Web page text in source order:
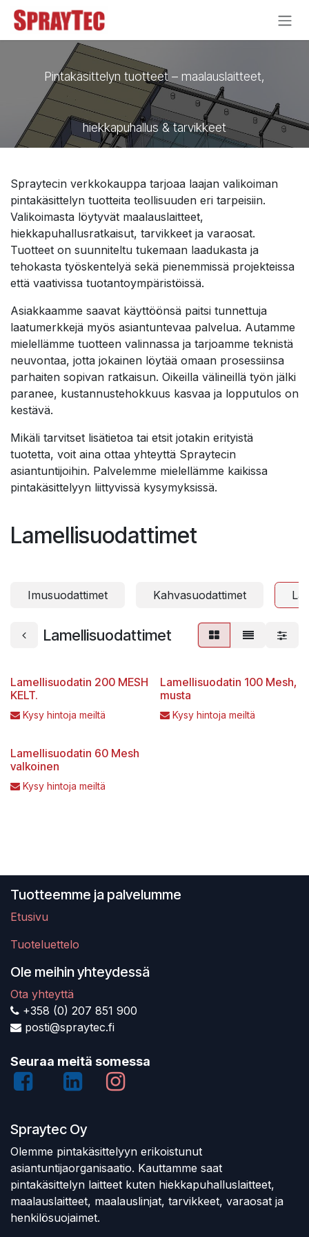
Siirry sisältöön
Pintakäsittelyn tuotteet – maalauslaitteet,
hiekkapuhallus & tarvikkeet
Spraytecin verkkokauppa tarjoaa laajan valikoiman
pintakäsittelyn tuotteita teollisuuden eri tarpeisiin.
Valikoimasta löytyvät maalauslaitteet,
hiekkapuhallusratkaisut, tarvikkeet ja varaosat.
Tuotteet on suunniteltu tukemaan laadukasta ja
tehokasta työskentelyä sekä pienemmissä projekteissa
että vaativissa tuotantoympäristöissä.
Asiakkaamme saavat käyttöönsä paitsi tunnettuja
laatumerkkejä myös asiantuntevaa palvelua. Autamme
mielellämme tuotteen valinnassa ja tarjoamme teknistä
neuvontaa, jotta jokainen löytää omaan prosessiinsa
parhaiten sopivan ratkaisun. Oikeilla välineillä työn jälki
paranee, kustannustehokkuus kasvaa ja lopputulos on
kestävä.
Mikäli tarvitset lisätietoa tai etsit jotakin erityistä
tuotetta, voit aina ottaa yhteyttä Spraytecin
asiantuntijoihin. Palvelemme mielellämme kaikissa
pintakäsittelyyn liittyvissä kysymyksissä.
Lamellisuodattimet
Imusuodattimet Kahvasuodattimet
Lamellisuodattimet
Lamellisuodatin 200 MESH
KELT.
Kysy hintoja meiltä
Lamellisuodatin 100 Mesh,
musta
Kysy hintoja meiltä
Lamellisuodatin 60 Mesh
valkoinen
Kysy hintoja meiltä
Tuotteemme ja palvelumme
Etusivu
Tuoteluettelo
Ole meihin yhteydessä
Ota yhteyttä
+358 (0) 207 851 900
posti@spraytec.fi
Seuraa meitä somessa
Spraytec Oy
Olemme pintakäsittelyyn erikoistunut
asiantuntijaorganisaatio. Kauttamme saat
pintakäsittelyn laitteet kuten hiekkapuhalluslaitteet,
maalauslaitteet, maalauslinjat, tarvikkeet, varaosat ja
henkilösuojaimet.